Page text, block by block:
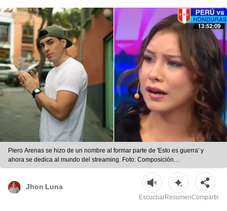
Piero Arenas se hizo de un nombre al formar parte de 'Esto es guerra' y
ahora se dedica al mundo del streaming. Foto: Composición
LR/ATV/Instagram.
Jhon Luna
EscucharResumenCompartir